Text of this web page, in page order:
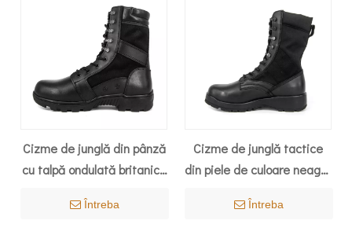
Cizme de junglă din pânză
cu talpă ondulată britanică
Întreba
Cizme de junglă tactice
din piele de culoare neagră
Întreba